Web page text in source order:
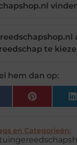
te
hem dan op:
Pinterest
en Categorieën: